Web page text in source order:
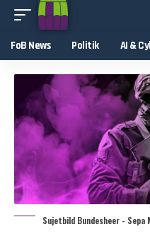
FoB News Politik AI &
Sujetbild Bundesheer - Sepa